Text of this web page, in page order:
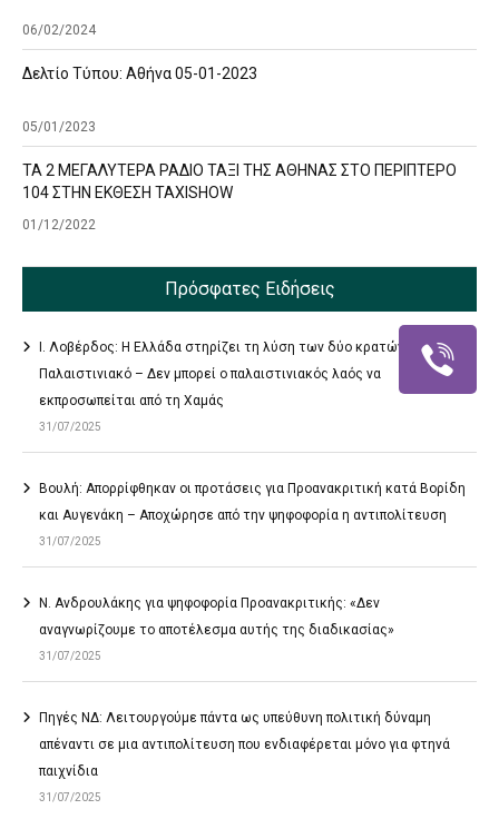
06/02/2024
Δελτίο Τύπου: Αθήνα 05-01-2023
05/01/2023
ΤΑ 2 ΜΕΓΑΛΥΤΕΡΑ ΡΑΔΙΟ ΤΑΞΙ ΤΗΣ ΑΘΗΝΑΣ ΣΤΟ ΠΕΡΙΠΤΕΡΟ
104 ΣΤΗΝ ΕΚΘΕΣΗ TAXISHOW
01/12/2022
Πρόσφατες Ειδήσεις
Ι. Λοβέρδος: Η Ελλάδα στηρίζει τη λύση των δύο κρατών στο
Παλαιστινιακό – Δεν μπορεί ο παλαιστινιακός λαός να
εκπροσωπείται από τη Χαμάς
31/07/2025
Βουλή: Απορρίφθηκαν οι προτάσεις για Προανακριτική κατά Βορίδη
και Αυγενάκη – Αποχώρησε από την ψηφοφορία η αντιπολίτευση
31/07/2025
Ν. Ανδρουλάκης για ψηφοφορία Προανακριτικής: «Δεν
αναγνωρίζουμε το αποτέλεσμα αυτής της διαδικασίας»
31/07/2025
Πηγές ΝΔ: Λειτουργούμε πάντα ως υπεύθυνη πολιτική δύναμη
απέναντι σε μια αντιπολίτευση που ενδιαφέρεται μόνο για φτηνά
παιχνίδια
31/07/2025